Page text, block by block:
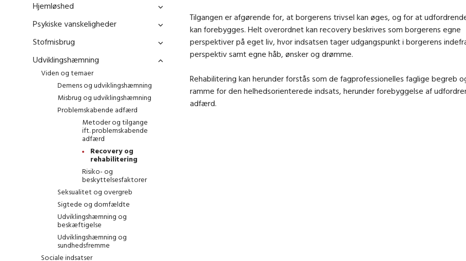
Hjemløshed
Psykiske vanskeligheder
Stofmisbrug
Udviklingshæmning
Viden og temaer
Demens og udviklingshæmning
Misbrug og udviklingshæmning
Problemskabende adfærd
Metoder og tilgange
ift. problemskabende
adfærd
Recovery og
rehabilitering
Risiko- og
beskyttelsesfaktorer
Seksualitet og overgreb
Sigtede og domfældte
Udviklingshæmning og
beskæftigelse
Udviklingshæmning og
sundhedsfremme
Sociale indsatser
Tilgangen er afgørende for, at borgerens trivsel kan øges, og for at
kan forebygges. Helt overordnet kan recovery beskrives som borgerens egne
perspektiver på eget liv, hvor indsatsen tager udgangspunkt i borgerens
perspektiv samt egne håb, ønsker og drømme.
Rehabilitering kan herunder forstås som de fagprofessionelles faglige begreb
ramme for den helhedsorienterede indsats, herunder forebyggelse af
adfærd.